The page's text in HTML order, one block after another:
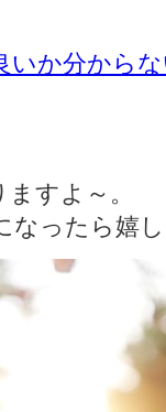
いか分から
すよ～。
なったら嬉